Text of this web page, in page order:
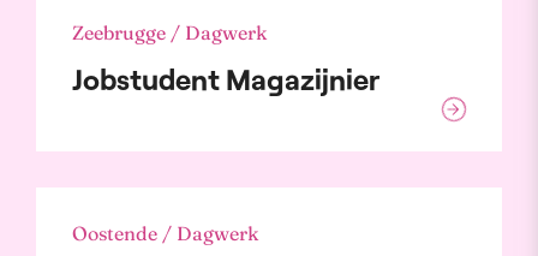
Zeebrugge / Dagwerk
Jobstudent Magazijnier
Oostende / Dagwerk